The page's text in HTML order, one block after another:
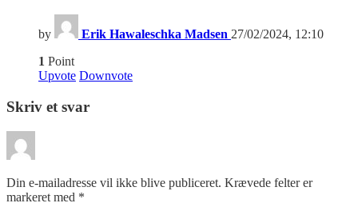
by Erik Hawaleschka Madsen 27/02/2024, 12:10
1 Point
Upvote Downvote
Skriv et svar
Din e-mailadresse vil ikke blive publiceret. Krævede felter er
markeret med *